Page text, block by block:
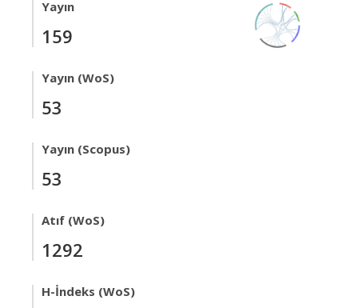
Yayın
159
Yayın (WoS)
53
Yayın (Scopus)
53
Atıf (WoS)
1292
H-İndeks (WoS)